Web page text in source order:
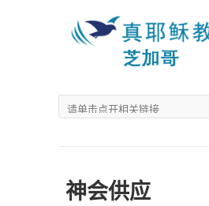
神会供应